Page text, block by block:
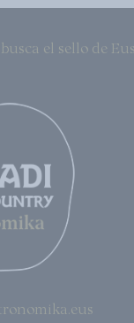
el sello de